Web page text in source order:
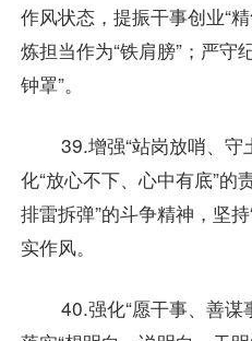
作风状态，提振干事创业“
炼担当作为“铁肩膀”；严守
钟罩”。
39.增强“站岗放哨、守
化“放心不下、心中有底”的
排雷拆弹”的斗争精神，坚
实作风。
40.强化“愿干事、善谋